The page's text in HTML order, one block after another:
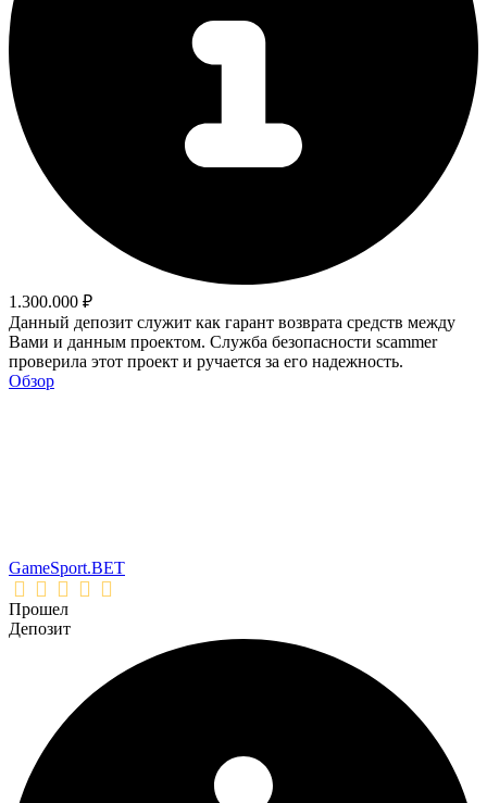
1.300.000 ₽
Данный депозит служит как гарант возврата средств между
Вами и данным проектом. Служба безопасности scammer
проверила этот проект и ручается за его надежность.
Обзор
GameSport.BET
Прошел
Депозит